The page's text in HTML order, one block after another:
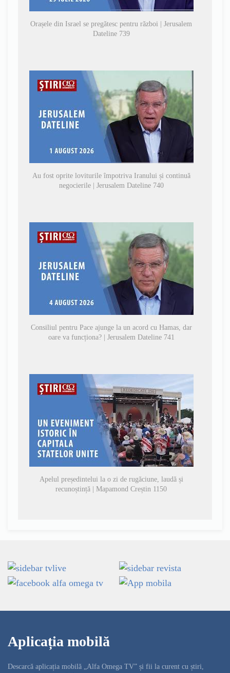
Orașele din Israel se pregătesc pentru război | Jerusalem
Dateline 739
Au fost oprite loviturile împotriva Iranului și continuă
negocierile | Jerusalem Dateline 740
Consiliul pentru Pace ajunge la un acord cu Hamas, dar
oare va funcționa? | Jerusalem Dateline 741
Apelul președintelui la o zi de rugăciune, laudă și
recunoștință | Mapamond Creștin 1150
Aplicația mobilă
Descarcă aplicația mobilă „Alfa Omega TV” și fii la curent cu știri,